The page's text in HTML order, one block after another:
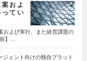
およ
てい
および実行、また経営課題の
】…
ジェント向けの独自プラット